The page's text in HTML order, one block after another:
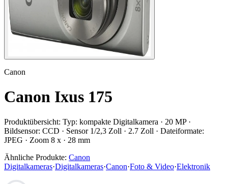
Canon
Canon Ixus 175
Produktübersicht: Typ: kompakte Digitalkamera · 20 MP ·
Bildsensor: CCD · Sensor 1/2,3 Zoll · 2.7 Zoll · Dateiformate:
JPEG · Zoom 8 x · 28 mm
Ähnliche Produkte: Canon
Digitalkameras·Digitalkameras·Canon·Foto & Video·Elektronik